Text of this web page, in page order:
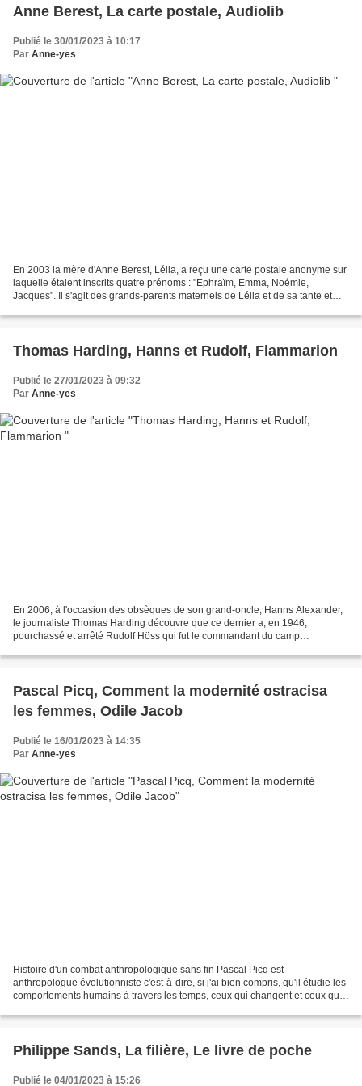
Anne Berest, La carte postale, Audiolib
Publié le 30/01/2023 à 10:17
Par Anne-yes
En 2003 la mère d'Anne Berest, Lélia, a reçu une carte postale anonyme sur
laquelle étaient inscrits quatre prénoms : "Ephraïm, Emma, Noémie,
Jacques". Il s'agit des grands-parents maternels de Lélia et de sa tante et
Thomas Harding, Hanns et Rudolf, Flammarion
Publié le 27/01/2023 à 09:32
Par Anne-yes
En 2006, à l'occasion des obsèques de son grand-oncle, Hanns Alexander,
le journaliste Thomas Harding découvre que ce dernier a, en 1946,
pourchassé et arrêté Rudolf Höss qui fut le commandant du camp
Pascal Picq, Comment la modernité ostracisa
les femmes, Odile Jacob
Publié le 16/01/2023 à 14:35
Par Anne-yes
Histoire d'un combat anthropologique sans fin Pascal Picq est
anthropologue évolutionniste c'est-à-dire, si j'ai bien compris, qu'il étudie les
comportements humains à travers les temps, ceux qui changent et ceux qui
Philippe Sands, La filière, Le livre de poche
Publié le 04/01/2023 à 15:26